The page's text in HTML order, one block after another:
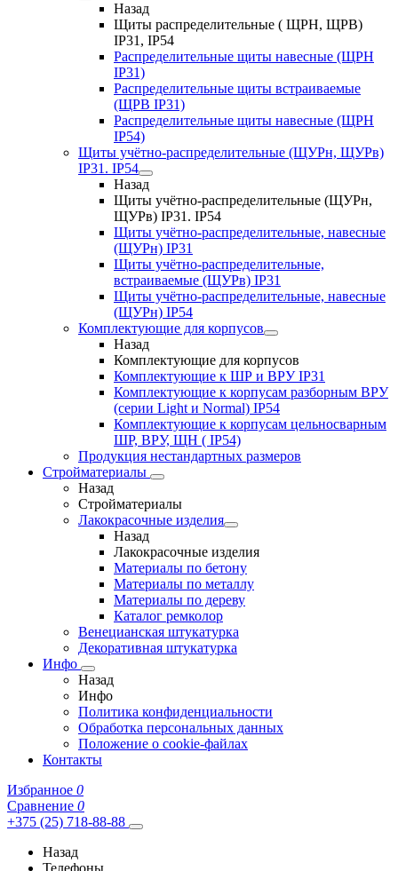
Назад
Щиты распределительные ( ЩРН, ЩРВ)
IP31, IP54
Распределительные щиты навесные (ЩРН
IP31)
Распределительные щиты встраиваемые
(ЩРВ IP31)
Распределительные щиты навесные (ЩРН
IP54)
Щиты учётно-распределительные (ЩУРн, ЩУРв)
IP31. IP54
Назад
Щиты учётно-распределительные (ЩУРн,
ЩУРв) IP31. IP54
Щиты учётно-распределительные, навесные
(ЩУРн) IP31
Щиты учётно-распределительные,
встраиваемые (ЩУРв) IP31
Щиты учётно-распределительные, навесные
(ЩУРн) IP54
Комплектующие для корпусов
Назад
Комплектующие для корпусов
Комплектующие к ШР и ВРУ IP31
Комплектующие к корпусам разборным ВРУ
(серии Light и Normal) IP54
Комплектующие к корпусам цельносварным
ШР, ВРУ, ЩН ( IP54)
Продукция нестандартных размеров
Стройматериалы
Назад
Стройматериалы
Лакокрасочные изделия
Назад
Лакокрасочные изделия
Материалы по бетону
Материалы по металлу
Материалы по дереву
Каталог ремколор
Венецианская штукатурка
Декоративная штукатурка
Инфо
Назад
Инфо
Политика конфиденциальности
Обработка персональных данных
Положение о cookie-файлах
Контакты
Избранное 0
Сравнение 0
+375 (25) 718-88-88
Назад
Телефоны